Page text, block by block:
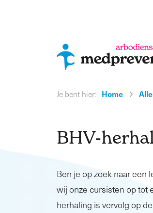
Je bent hier: Home
BHV-
Ben je op zoek naar een
wij onze cursisten op tot
herhaling is vervolg op de